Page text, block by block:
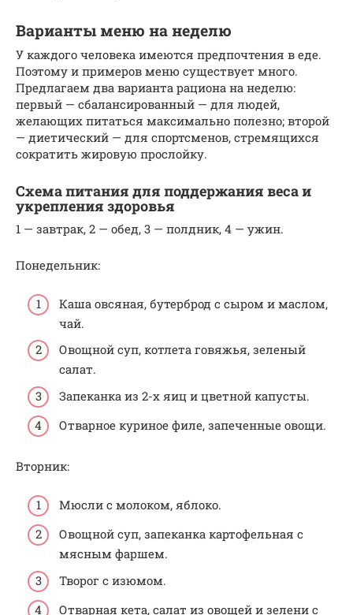
Варианты меню на неделю
У каждого человека имеются предпочтения в еде.
Поэтому и примеров меню существует много.
Предлагаем два варианта рациона на неделю:
первый — сбалансированный — для людей,
желающих питаться максимально полезно; второй
— диетический — для спортсменов, стремящихся
сократить жировую прослойку.
Схема питания для поддержания веса и
укрепления здоровья
1 — завтрак, 2 — обед, 3 — полдник, 4 — ужин.
Понедельник:
Каша овсяная, бутерброд с сыром и маслом,
чай.
Овощной суп, котлета говяжья, зеленый
салат.
Запеканка из 2-х яиц и цветной капусты.
Отварное куриное филе, запеченные овощи.
Вторник:
Мюсли с молоком, яблоко.
Овощной суп, запеканка картофельная с
мясным фаршем.
Творог с изюмом.
Отварная кета, салат из овощей и зелени с